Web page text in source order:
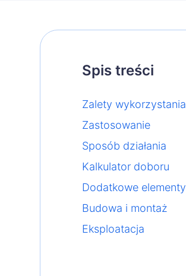
Spis treści
Zalety wykorzystania
Zastosowanie
Sposób działania
Kalkulator doboru
Dodatkowe elementy
Budowa i montaż
Eksploatacja